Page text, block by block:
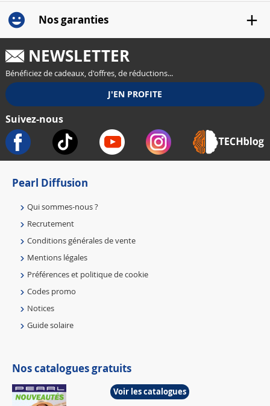
Nos garanties
NEWSLETTER
Bénéficiez de cadeaux, d'offres, de réductions...
Suivez-nous
Pearl Diffusion
Qui sommes-nous ?
Recrutement
Conditions générales de vente
Mentions légales
Préférences et politique de cookie
Codes promo
Notices
Guide solaire
Nos catalogues gratuits
Voir les catalogues